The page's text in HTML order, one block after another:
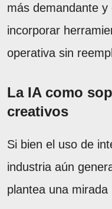
más demandante
incorporar
operativa sin
La IA como
creativos
Si bien el uso de
industria aún
plantea una mirada